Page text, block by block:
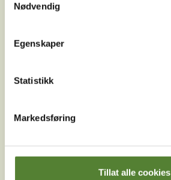
Nødvendig
Egenskaper
Statistikk
Markedsføring
Tillat alle cookies
betingelser
Instagram TikTok